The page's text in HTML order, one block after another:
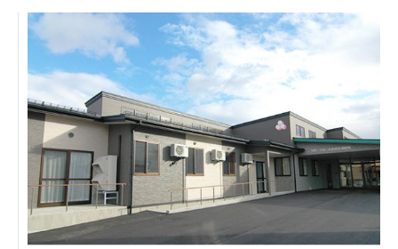
株式会社エネクト 株式会社 G.com R＆M
海外
海外グループ会社
美迪克（上海）商务咨询有限公司
共生（大連）商務諮詢有限公司
台灣善合股份有限公司
Angkor-Japan Friendship International
Hospital
クヴィアン小学校・カンボジア日本友好共生クヴ
ィアン中学校